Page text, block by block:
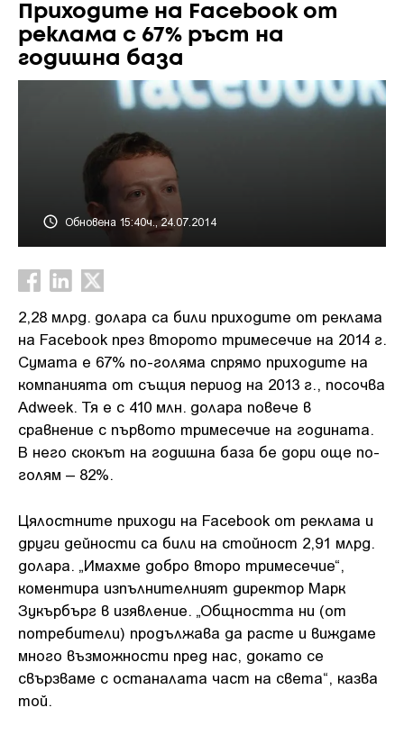
Приходите на Facebook от
реклама с 67% ръст на
годишна база
Обновена 15:40ч., 24.07.2014
2,28 млрд. долара са били приходите от реклама
на Facebook през второто тримесечие на 2014 г.
Сумата е 67% по-голяма спрямо приходите на
компанията от същия период на 2013 г., посочва
Adweek. Тя е с 410 млн. долара повече в
сравнение с първото тримесечие на годината.
В него скокът на годишна база бе дори още по-
голям – 82%.
Цялостните приходи на Facebook от реклама и
други дейности са били на стойност 2,91 млрд.
долара. „Имахме добро второ тримесечие“,
коментира изпълнителният директор Марк
Зукърбърг в изявление. „Общността ни (от
потребители) продължава да расте и виждаме
много възможности пред нас, докато се
свързваме с останалата част на света“, казва
той.